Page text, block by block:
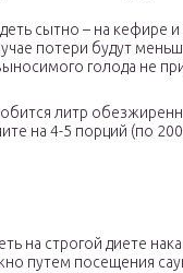
сытно – на кефире и
потери будут
голода не
литр
на 4-5 порций (по
на строгой диете
путем посещения